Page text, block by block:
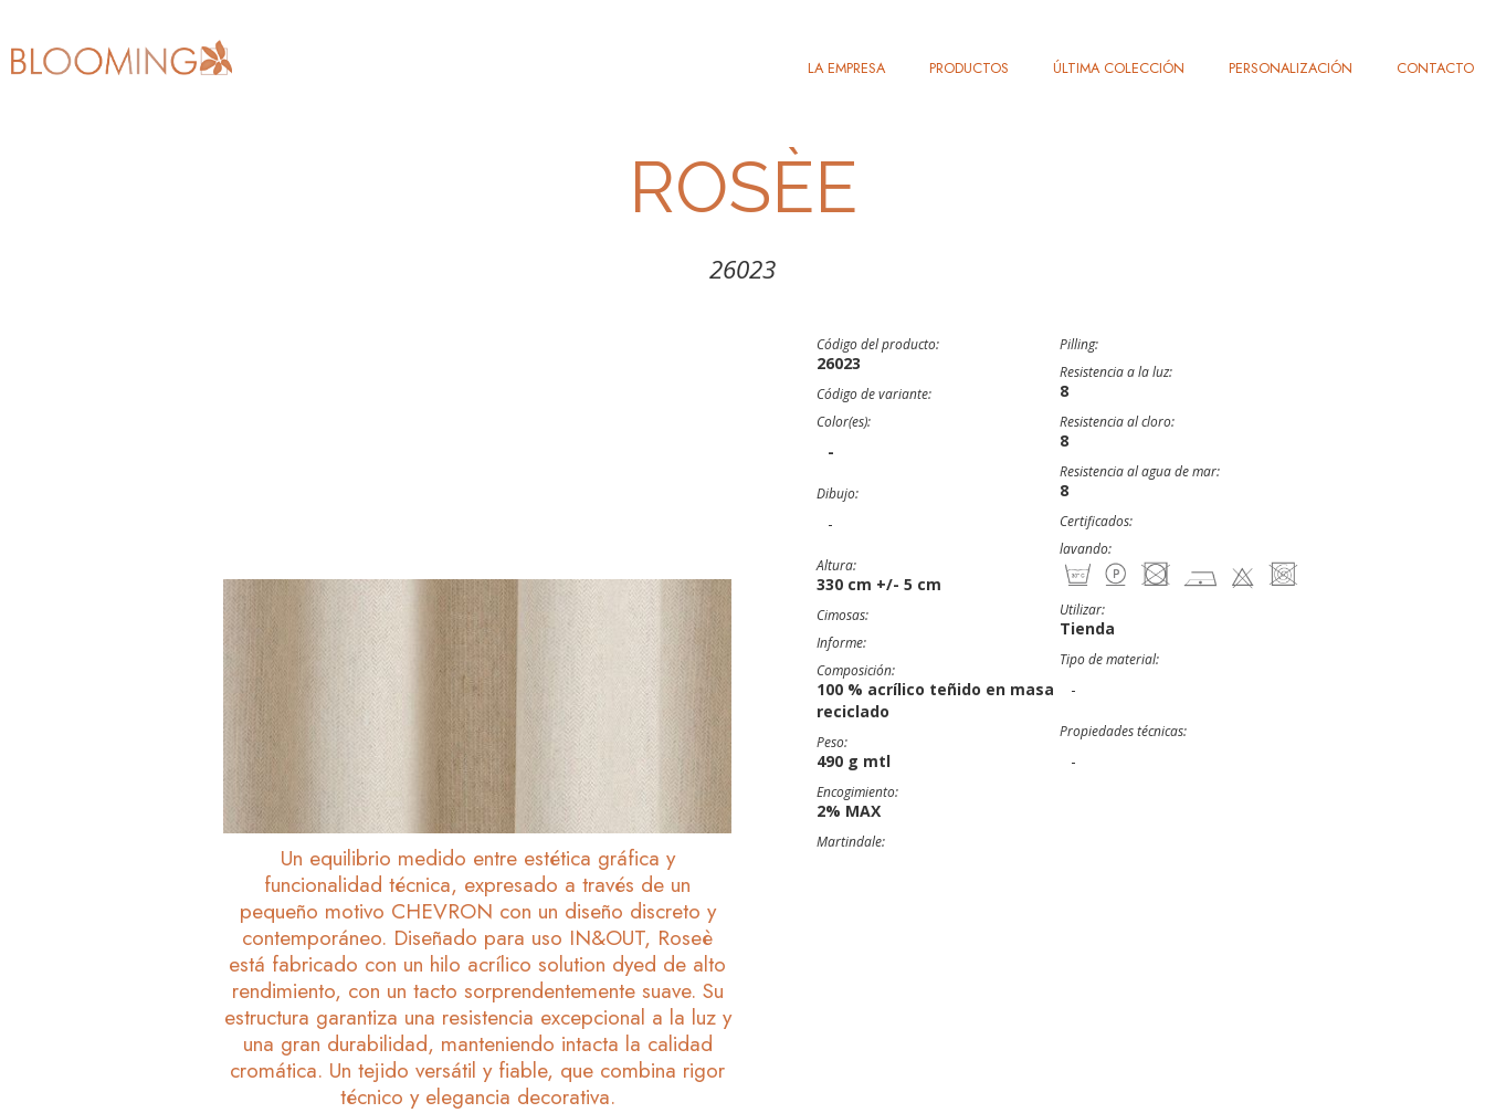
LA EMPRESA PRODUCTOS ÚLTIMA COLECCIÓN PERSONALIZACIÓN CONTACTO
ROSÈE
26023
Un equilibrio medido entre estética gráfica y
funcionalidad técnica, expresado a través de un
pequeño motivo CHEVRON con un diseño discreto y
contemporáneo. Diseñado para uso IN&OUT, Roseè
está fabricado con un hilo acrílico solution dyed de alto
rendimiento, con un tacto sorprendentemente suave. Su
estructura garantiza una resistencia excepcional a la luz y
una gran durabilidad, manteniendo intacta la calidad
cromática. Un tejido versátil y fiable, que combina rigor
técnico y elegancia decorativa.
Código del producto:
26023
Código de variante:
Color(es):
-
Dibujo:
-
Altura:
330 cm +/- 5 cm
Cimosas:
Informe:
Composición:
100 % acrílico teñido en masa
reciclado
Peso:
490 g mtl
Encogimiento:
2% MAX
Martindale:
Pilling:
Resistencia a la luz:
8
Resistencia al cloro:
8
Resistencia al agua de mar:
8
Certificados:
lavando:
Utilizar:
Tienda
Tipo de material:
-
Propiedades técnicas:
-